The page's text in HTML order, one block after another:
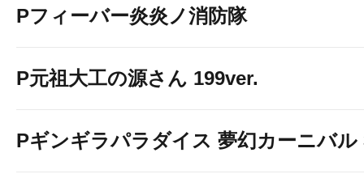
Pフィーバー炎炎ノ消防隊
P元祖大工の源さん 199ver.
Pギンギラパラダイス 夢幻カーニバル